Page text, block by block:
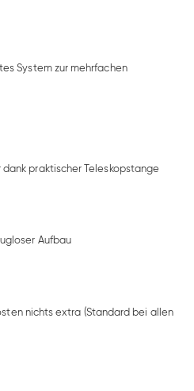
System zur mehrfachen
praktischer Teleskopstange
Aufbau
nichts extra (Standard bei allen